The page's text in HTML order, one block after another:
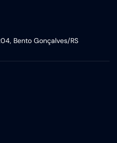
Bento Gonçalves/RS